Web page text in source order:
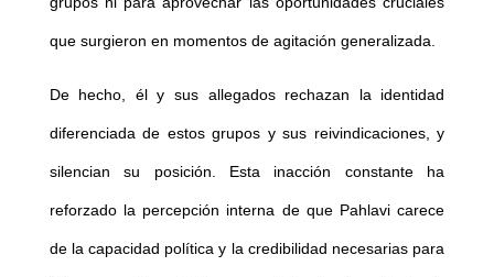
que surgieron en momentos de agitación generalizada.
De hecho, él y sus allegados rechazan la identidad
diferenciada de estos grupos y sus reivindicaciones, y
silencian su posición. Esta inacción constante ha
reforzado la percepción interna de que Pahlavi carece
de la capacidad política y la credibilidad necesarias para